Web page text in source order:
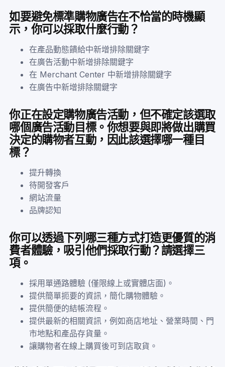
如要避免標準購物廣告在不恰當的時機顯
示，你可以採取什麼行動？
在產品動態饋給中新增排除關鍵字
在廣告活動中新增排除關鍵字
在 Merchant Center 中新增排除關鍵字
在廣告中新增排除關鍵字
你正在設定購物廣告活動，但不確定該選取
哪個廣告活動目標。你想要與即將做出購買
決定的購物者互動，因此該選擇哪一種目
標？
提升轉換
待開發客戶
網站流量
品牌認知
你可以透過下列哪三種方式打造更優質的消
費者體驗，吸引他們採取行動？請選擇三
項。
採用單通路體驗 (僅限線上或實體店面)。
提供簡單扼要的資訊，簡化購物體驗。
提供簡便的結帳流程。
提供最新的相關資訊，例如商店地址、營業時間、門
市地點和產品存貨量。
讓購物者在線上購買後可到店取貨。